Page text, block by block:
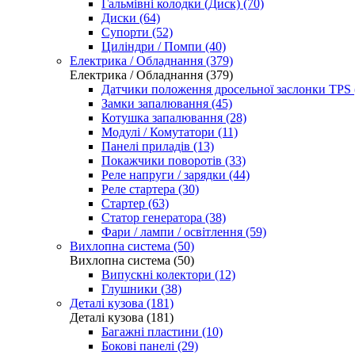
Гальмівні колодки (Диск) (70)
Диски (64)
Супорти (52)
Циліндри / Помпи (40)
Електрика / Обладнання (379)
Електрика / Обладнання (379)
Датчики положення дросельної заслонки TPS
Замки запалювання (45)
Котушка запалювання (28)
Модулі / Комутатори (11)
Панелі приладів (13)
Покажчики поворотів (33)
Реле напруги / зарядки (44)
Реле стартера (30)
Стартер (63)
Статор генератора (38)
Фари / лампи / освітлення (59)
Вихлопна система (50)
Вихлопна система (50)
Випускні колектори (12)
Глушники (38)
Деталі кузова (181)
Деталі кузова (181)
Багажні пластини (10)
Бокові панелі (29)